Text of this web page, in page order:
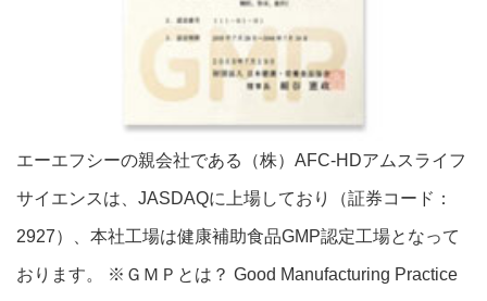
エーエフシーの親会社である（株）AFC-HDアムスライフ
サイエンスは、JASDAQに上場しており（証券コード：
2927）、本社工場は健康補助食品GMP認定工場となって
おります。 ※ＧＭＰとは？ Good Manufacturing Practice